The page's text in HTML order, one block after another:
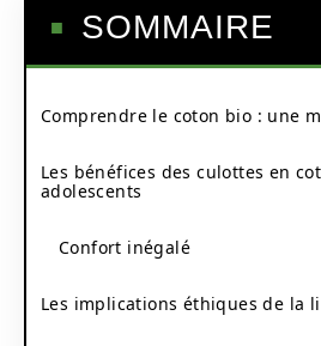
SOMMAIRE
Comprendre le coton bio : une
Les bénéfices des culottes en
adolescents
Confort inégalé
Les implications éthiques de la